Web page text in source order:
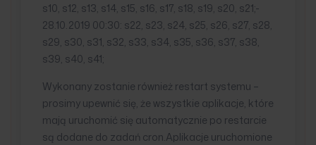
s10, s12, s13, s14, s15, s16, s17, s18, s19, s20, s21;-
28.10.2019 00:30: s22, s23, s24, s25, s26, s27, s28,
s29, s30, s31, s32, s33, s34, s35, s36, s37, s38,
s39, s40, s41;
Wykonany zostanie również restart systemu –
prosimy upewnić się, że wszystkie aplikacje, które
mają uruchomić się automatycznie po restarcie
są dodane do zadań cron.Aplikacje uruchomione